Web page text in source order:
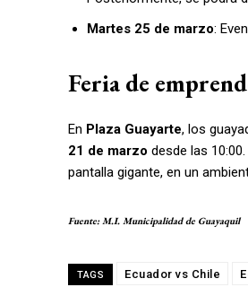
Martes 25 de marzo:
Feria de
En Plaza Guayarte, los
21 de marzo desde las
pantalla gigante, en un
Fuente: M.I. Municipalidad de Guayaquil
TAGS Ecuador vs Chile